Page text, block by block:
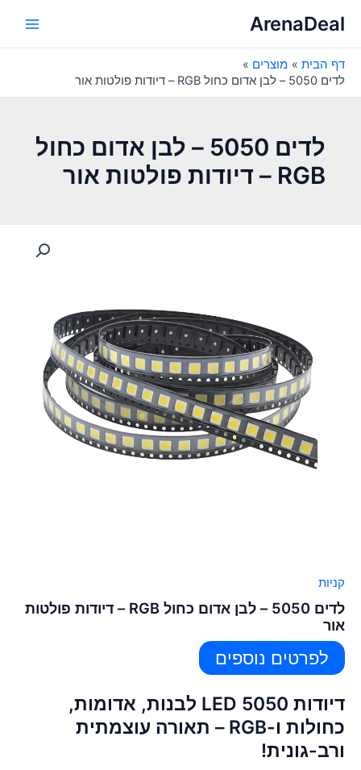
לתוכןArenaDeal
דף הבית
מוצרים
לדים 5050 – לבן אדום כחול RGB – דיודות פולטות אור
לדים 5050 – לבן אדום כחול
RGB – דיודות פולטות אור
קניות
לדים 5050 – לבן אדום כחול RGB – דיודות פולטות
אור
לפרטים נוספים
דיודות LED 5050 לבנות, אדומות,
כחולות ו-RGB – תאורה עוצמתית
ורב-גונית!